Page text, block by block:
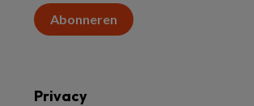
Abonneren
Privacy